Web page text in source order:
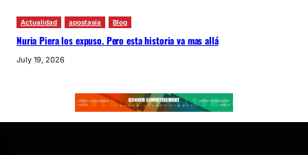
Actualidad apostasía Blog
Nuria Piera los expuso. Pero esta historia va mas allá
July 19, 2026